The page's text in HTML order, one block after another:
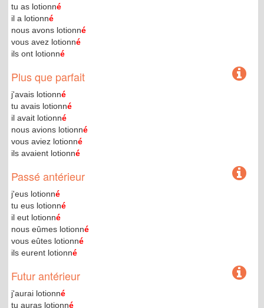
tu as lotionné
il a lotionné
nous avons lotionné
vous avez lotionné
ils ont lotionné
Plus que parfait
j'avais lotionné
tu avais lotionné
il avait lotionné
nous avions lotionné
vous aviez lotionné
ils avaient lotionné
Passé antérieur
j'eus lotionné
tu eus lotionné
il eut lotionné
nous eûmes lotionné
vous eûtes lotionné
ils eurent lotionné
Futur antérieur
j'aurai lotionné
tu auras lotionné